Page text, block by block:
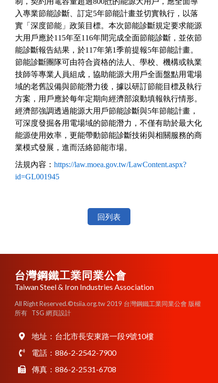
入專業節能診斷、訂定5年節能計畫並切實執行，以落
實「深度節能」政策目標。本次節能診斷規定要求能源
大用戶應於115年至116年間完成全面節能診斷，並依節
能診斷報告結果，於117年第1季前提報5年節能計畫。
節能診斷團隊可由符合資格的法人、學校、機構或執業
技師等專業人員組成，協助能源大用戶全面盤點用電場
域的老舊設備與節能潛力後，據以研訂節能目標及執行
方案，用戶應於每年定期向經濟部滾動填報執行情形。
經濟部強調透過能源大用戶節能診斷與5年節能計畫，
可深度發掘各用電場域的節能潛力，不僅有助於最大化
能源使用效率，更能帶動節能診斷技術與相關服務的商
業模式發展，進而活絡節能市場。
法規內容： https://law.moea.gov.tw/LawContent.aspx?
id=GL001945
回列表
台灣鋼鐵工業同業公會
Taiwan Steel & Iron Industries Association
All Right Reserved.©tsiia.org.tw 2019 台灣鋼鐵工業同業公會 版權
所有 TSG 網頁設計
地址： 台北市長安東路一段9號10樓
電話： 886-2-2542-7900
傳真：886-2-2531-6708